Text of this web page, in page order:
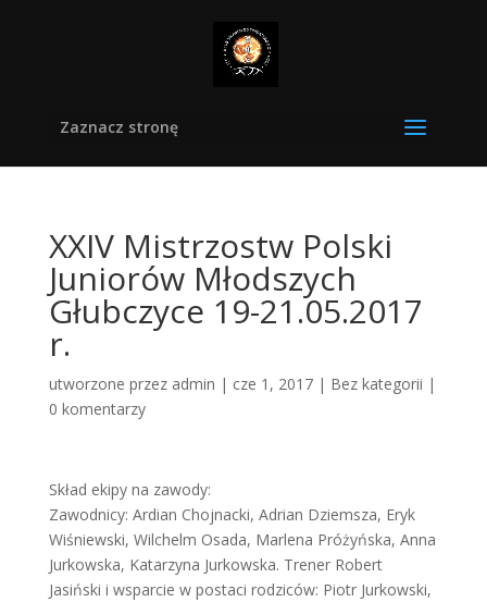
Zaznacz stronę
XXIV Mistrzostw Polski
Juniorów Młodszych
Głubczyce 19-21.05.2017
r.
utworzone przez admin | cze 1, 2017| Bez kategorii |
0 komentarzy
Skład ekipy na zawody:
Zawodnicy: Ardian Chojnacki, Adrian Dziemsza, Eryk
Wiśniewski, Wilchelm Osada, Marlena Próżyńska, Anna
Jurkowska, Katarzyna Jurkowska. Trener Robert
Jasiński i wsparcie w postaci rodziców: Piotr Jurkowski,